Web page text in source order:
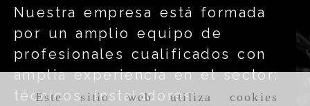
Este sitio web utiliza cookies
Nuestra empresa está formada
por un amplio equipo de
profesionales cualificados con
amplia experiencia en el sector:
técnicos, instaladores